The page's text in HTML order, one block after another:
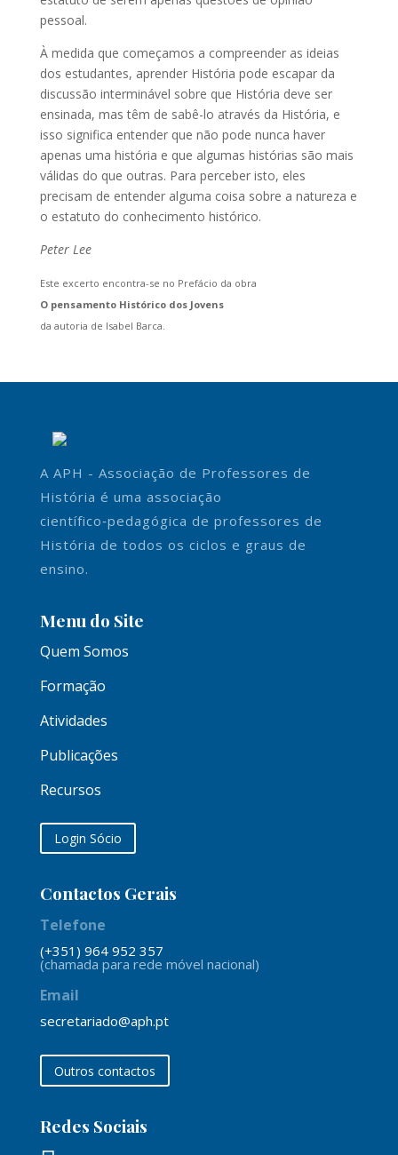
pessoal.
À medida que começamos a compreender as ideias
dos estudantes, aprender História pode escapar da
discussão interminável sobre que História deve ser
ensinada, mas têm de sabê-lo através da História, e
isso significa entender que não pode nunca haver
apenas uma história e que algumas histórias são mais
válidas do que outras. Para perceber isto, eles
precisam de entender alguma coisa sobre a natureza e
o estatuto do conhecimento histórico.
Peter Lee
Este excerto encontra-se no Prefácio da obra
O pensamento Histórico dos Jovens
da autoria de Isabel Barca.
A APH - Associação de Professores de
História é uma associação
científico‑pedagógica de professores de
História de todos os ciclos e graus de
ensino.
Menu do Site
Quem Somos
Formação
Atividades
Publicações
Recursos
Login Sócio
Contactos Gerais
Telefone
(+351) 964 952 357
(chamada para rede móvel nacional)
Email
secretariado@aph.pt
Outros contactos
Redes Sociais